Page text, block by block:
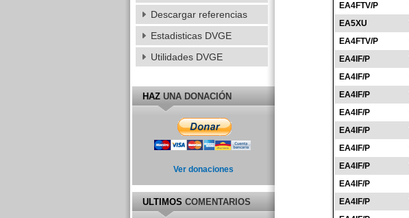
EA4FTV/P
EA5XU
EA4FTV/P
EA4IF/P
EA4IF/P
EA4IF/P
EA4IF/P
EA4IF/P
EA4IF/P
EA4IF/P
EA4IF/P
EA4IF/P
Descargar referencias
Estadisticas DVGE
Utilidades DVGE
HAZUNA DONACIÓN
Ver donaciones
ULTIMOSCOMENTARIOS